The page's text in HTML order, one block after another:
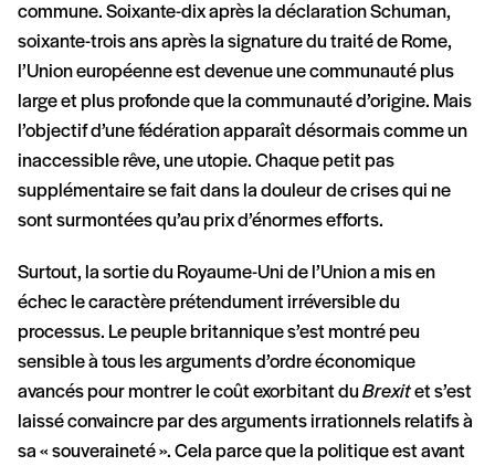
commune. Soixante-dix après la déclaration Schuman,
soixante-trois ans après la signature du traité de Rome,
l’Union européenne est devenue une communauté plus
large et plus profonde que la communauté d’origine. Mais
l’objectif d’une fédération apparaît désormais comme un
inaccessible rêve, une utopie. Chaque petit pas
supplémentaire se fait dans la douleur de crises qui ne
sont surmontées qu’au prix d’énormes efforts.
Surtout, la sortie du Royaume-Uni de l’Union a mis en
échec le caractère prétendument irréversible du
processus. Le peuple britannique s’est montré peu
sensible à tous les arguments d’ordre économique
avancés pour montrer le coût exorbitant du Brexitet s’est
laissé convaincre par des arguments irrationnels relatifs à
sa « souveraineté ». Cela parce que la politique est avant